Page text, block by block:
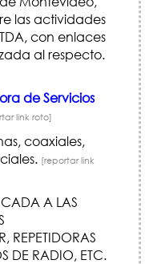
las actividades
con enlaces
al respecto.
de Servicios
link roto]
coaxiales,
[reportar link
A LAS
REPETIDORAS
DE RADIO, ETC.